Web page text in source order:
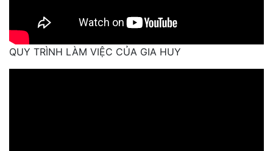
QUY TRÌNH LÀM VIỆC CỦA GIA HUY